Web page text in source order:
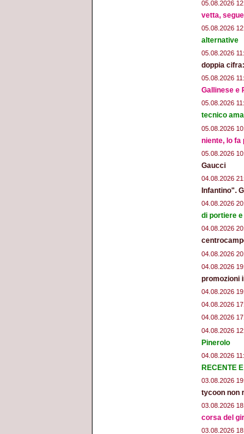
05.08.2026
vetta,
05.08.2026
alternative
05.08.2026
doppia
05.08.2026
Gallinese e
05.08.2026
tecnico
05.08.2026
niente, lo fa
05.08.2026
Gaucci
04.08.2026
Infantino".
04.08.2026
di portiere
04.08.2026
04.08.2026
04.08.2026
promozioni
04.08.2026
04.08.2026
04.08.2026
04.08.2026
Pinerolo
04.08.2026
RECENTE
03.08.2026
tycoon non
03.08.2026
corsa del
03.08.2026